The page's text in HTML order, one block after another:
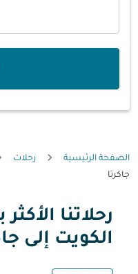
الصفحة الرئيسية رحلات
جاكرتا
رحلاتنا
الكويت إلى